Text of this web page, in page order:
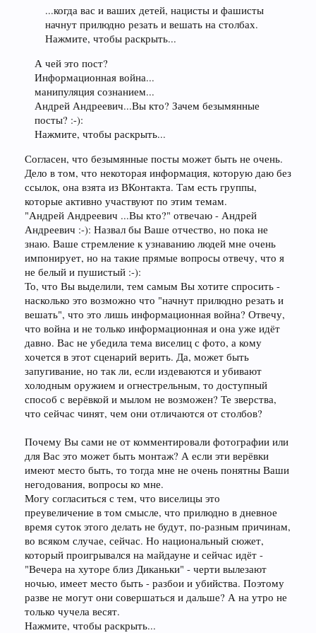
...когда вас и ваших детей, нацисты и фашисты
начнут прилюдно резать и вешать на столбах.
Нажмите, чтобы раскрыть...
А чей это пост?
Информационная война...
манипуляция сознанием...
Андрей Андреевич...Вы кто? Зачем безымянные
посты? :-):
Нажмите, чтобы раскрыть...
Согласен, что безымянные посты может быть не очень.
Дело в том, что некоторая информация, которую даю без
ссылок, она взята из ВКонтакта. Там есть группы,
которые активно участвуют по этим темам.
"Андрей Андреевич ...Вы кто?" отвечаю - Андрей
Андреевич :-): Назвал бы Ваше отчество, но пока не
знаю. Ваше стремление к узнаванию людей мне очень
импонирует, но на такие прямые вопросы отвечу, что я
не белый и пушистый :-):
То, что Вы выделили, тем самым Вы хотите спросить -
насколько это возможно что "начнут прилюдно резать и
вешать", что это лишь информационная война? Отвечу,
что война и не только информационная и она уже идёт
давно. Вас не убедила тема виселиц с фото, а кому
хочется в этот сценарий верить. Да, может быть
запугивание, но так ли, если издеваются и убивают
холодным оружием и огнестрельным, то доступный
способ с верёвкой и мылом не возможен? Те зверства,
что сейчас чинят, чем они отличаются от столбов?
Почему Вы сами не от комментировали фотографии или
для Вас это может быть монтаж? А если эти верёвки
имеют место быть, то тогда мне не очень понятны Ваши
негодования, вопросы ко мне.
Могу согласиться с тем, что виселицы это
преувеличение в том смысле, что прилюдно в дневное
время суток этого делать не будут, по-разным причинам,
во всяком случае, сейчас. Но национальный сюжет,
который проигрывался на майдауне и сейчас идёт -
"Вечера на хуторе близ Диканьки" - черти вылезают
ночью, имеет место быть - разбои и убийства. Поэтому
разве не могут они совершаться и дальше? А на утро не
только чучела весят.
Нажмите, чтобы раскрыть...